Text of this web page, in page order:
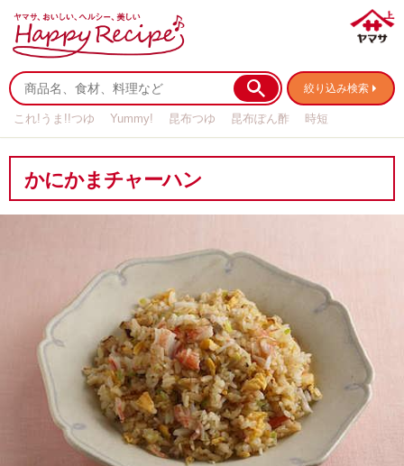
絞り込み検索
これ!うま!!つゆ Yummy! 昆布つゆ 昆布ぽん酢
時短
かにかまチャーハン